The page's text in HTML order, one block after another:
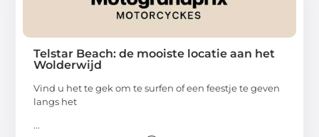
Telstar Beach: de mooiste locatie aan het
Wolderwijd
Vind u het te gek om te surfen of een feestje te geven
langs het
...